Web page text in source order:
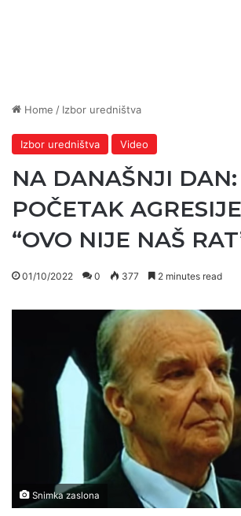
Home / Izbor uredništva
Izbor uredništva Video
NA DANAŠNJI DAN:
POČETAK
“OVO NIJE NAŠ
01/10/2022 0 377 2 minutes read
Snimka zaslona